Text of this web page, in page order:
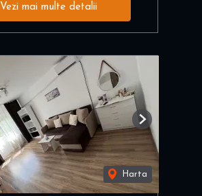
Vezi mai multe detalii
Harta
Next